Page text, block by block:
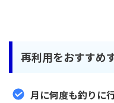
再利用をおすすめ
月に何度も釣りに